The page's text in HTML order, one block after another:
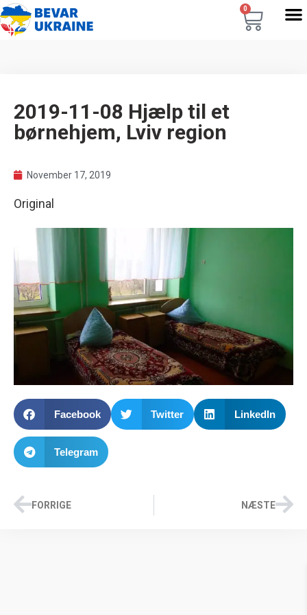
0
2019-11-08 Hjælp til et
børnehjem, Lviv region
November 17, 2019
Original
Facebook Twitter LinkedIn
Telegram
FORRIGE NÆSTE